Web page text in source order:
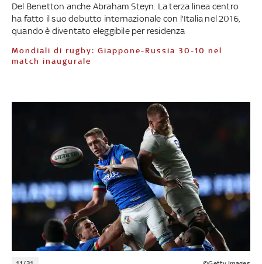
Del Benetton anche Abraham Steyn. La terza linea centro
ha fatto il suo debutto internazionale con l'Italia nel 2016,
quando è diventato eleggibile per residenza
Mondiali di rugby: Giappone-Russia 30-10 nel
match inaugurale